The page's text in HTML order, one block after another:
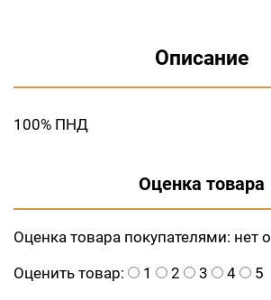
Описание
100% ПНД
Оценка товара
Оценка товара покупателями: нет
Оценить товар:
1 2 3 4 5